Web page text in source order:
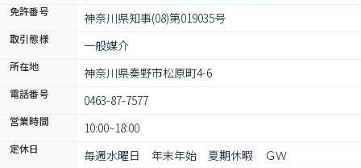
免許番号
神奈川県知事(08)第019035号
取引態様 一般媒介
所在地 神奈川県秦野市松原町4-6
電話番号 0463-87-7577
営業時間 10:00~18:00
定休日 毎週水曜日　年末年始　夏期休暇　ＧＷ